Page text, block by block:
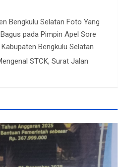
Bengkulu Selatan Foto Yang
pada Pimpin Apel Sore
Bengkulu Selatan
STCK, Surat Jalan